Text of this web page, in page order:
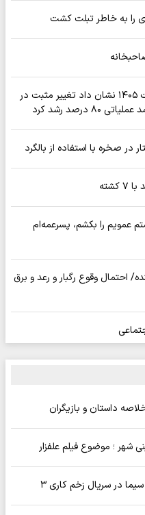
را به خاطر تبلت کشت
بررسی صورت‌های مالی ۳ ماهه نخست ۱۴۰۵ نشان داد تغییر مثبت در
درصد رشد کرد
در صخره با استفاده از بالگرد
عمویم را بکشم، پسرعمه‌ام
احتمال وقوع رگبار و رعد و برق
داستان و بازیگران
شهر ؛ موضوع فیلم علفزار
در سریال زخم کاری ۳